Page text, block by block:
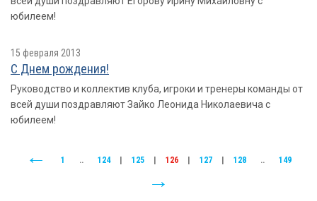
юбилеем!
15 февраля 2013
С Днем рождения!
Руководство и коллектив клуба, игроки и тренеры команды от
всей души поздравляют Зайко Леонида Николаевича с
юбилеем!
1 .. 124 125 126 127 128 .. 149